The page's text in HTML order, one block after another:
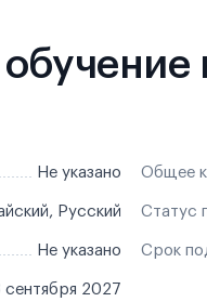
Не указано Общее
Русский Статус
Не указано Срок
сентября 2027